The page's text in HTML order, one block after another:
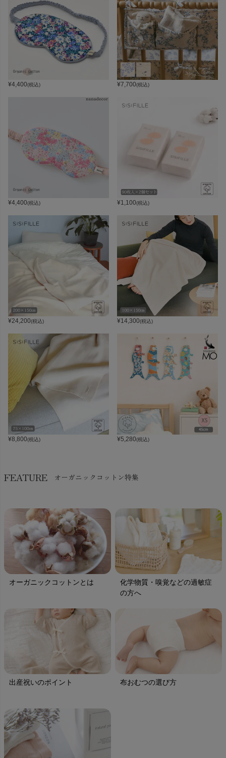
¥4,400(税込) ¥7,700(税込)
¥4,400(税込) ¥1,100(税込)
¥24,200(税込) ¥14,300(税込)
¥8,800(税込) ¥5,280(税込)
FEATURE オーガニックコットン特集
オーガニックコットンとは
化学物質・嗅覚などの過敏症
の方へ
出産祝いのポイント 布おむつの選び方